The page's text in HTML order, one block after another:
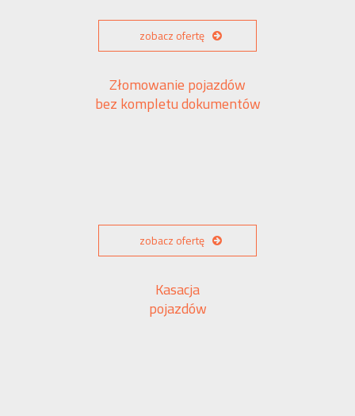
zobacz ofertę
Złomowanie pojazdów
bez kompletu dokumentów
zobacz ofertę
Kasacja
pojazdów